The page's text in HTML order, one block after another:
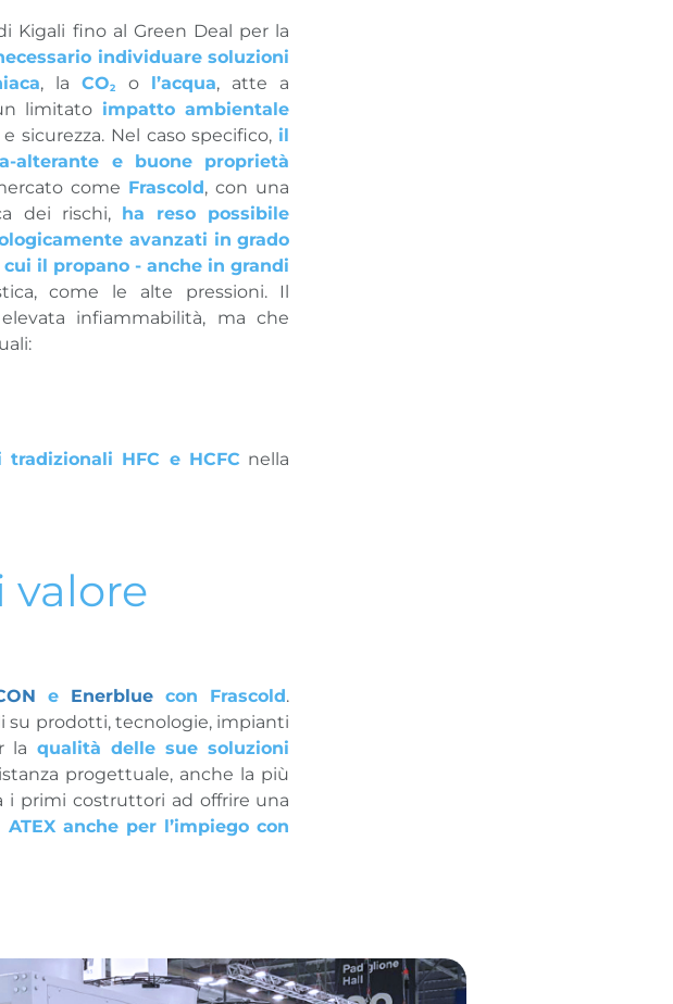
Kigali fino al Green Deal per la
individuare soluzioni
, laCO2 o l’acqua, atte a
limitato impatto ambientale
sicurezza. Nel caso specifico, il
alterante e buone proprietà
come Frascold, con una
dei rischi, ha reso possibile
avanzati in grado
il propano - anche in grandi
come le alte pressioni. Il
infiammabilità, ma che
HFC e HCFC nella
valore
e Enerblue con Frascold.
su prodotti, tecnologie, impianti
la qualità delle sue soluzioni
progettuale, anche la più
i primi costruttori ad offrire una
anche per l’impiego con